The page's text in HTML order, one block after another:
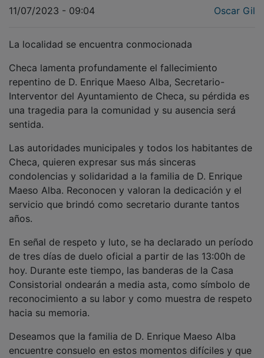
11/07/2023 - 09:04 Oscar Gil
La localidad se encuentra conmocionada
Checa lamenta profundamente el fallecimiento
repentino de D. Enrique Maeso Alba, Secretario-
Interventor del Ayuntamiento de Checa, su pérdida es
una tragedia para la comunidad y su ausencia será
sentida.
Las autoridades municipales y todos los habitantes de
Checa, quieren expresar sus más sinceras
condolencias y solidaridad a la familia de D. Enrique
Maeso Alba. Reconocen y valoran la dedicación y el
servicio que brindó como secretario durante tantos
años.
En señal de respeto y luto, se ha declarado un período
de tres días de duelo oficial a partir de las 13:00h de
hoy. Durante este tiempo, las banderas de la Casa
Consistorial ondearán a media asta, como símbolo de
reconocimiento a su labor y como muestra de respeto
hacia su memoria.
Deseamos que la familia de D. Enrique Maeso Alba
encuentre consuelo en estos momentos difíciles y que